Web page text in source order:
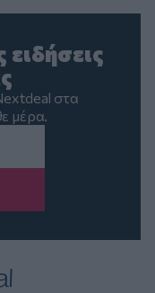
ειδήσεις
στα
μέρα.